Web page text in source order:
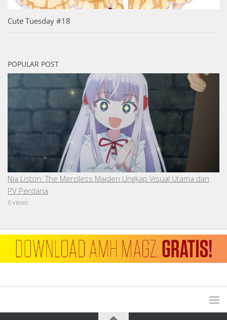
Cute Tuesday #18
POPULAR POST
Nia Liston: The Merciless Maiden Ungkap Visual Utama dan
PV Perdana
6 views